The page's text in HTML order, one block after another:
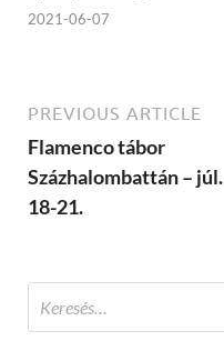
2021-06-07
PREVIOUS ARTICLE
Flamenco tábor
Százhalombattán – júl.
18-21.